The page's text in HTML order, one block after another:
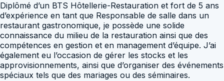
Diplômé d’un BTS Hôtellerie-Restauration et fort de 5 ans
d’expérience en tant que Responsable de salle dans un
restaurant gastronomique, je possède une solide
connaissance du milieu de la restauration ainsi que des
compétences en gestion et en management d’équipe. J’ai
également eu l’occasion de gérer les stocks et les
approvisionnements, ainsi que d’organiser des événements
spéciaux tels que des mariages ou des séminaires.